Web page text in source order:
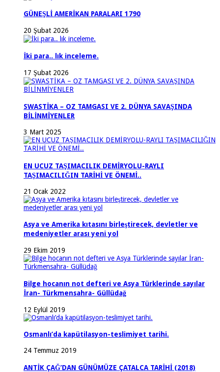
GÜNEŞLİ AMERİKAN PARALARI 1790
20 Şubat 2026
İki para.. lık inceleme.
17 Şubat 2026
SWASTİKA – OZ TAMGASI VE 2. DÜNYA SAVAŞINDA
BİLİNMİYENLER
3 Mart 2025
EN UCUZ TAŞIMACILIK DEMİRYOLU-RAYLI
TAŞIMACILIĞIN TARİHİ VE ÖNEMİ..
21 Ocak 2022
Asya ve Amerika kıtasını birleştirecek, devletler ve
medeniyetler arası yeni yol
29 Ekim 2019
Bilge hocanın not defteri ve Asya Türklerinde sayılar
İran- Türkmensahra- Güllüdağ
12 Eylül 2019
Osmanlı’da kapütilasyon-teslimiyet tarihi.
24 Temmuz 2019
ANTİK ÇAĞ’DAN GÜNÜMÜZE ÇATALCA TARİHİ (2018)